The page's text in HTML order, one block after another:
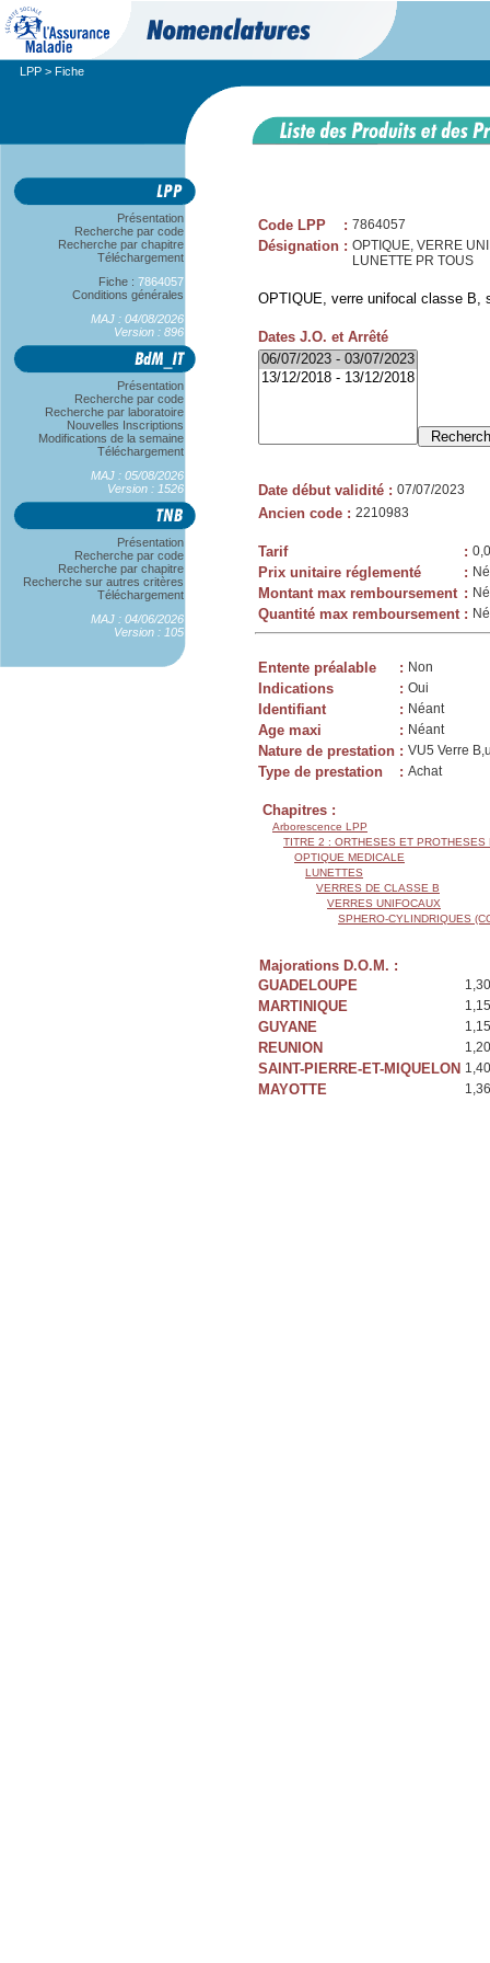
LPP > Fiche
Présentation
Recherche par code
Recherche par chapitre
Téléchargement
Fiche : 7864057
Conditions générales
MAJ : 04/08/2026
Version : 896
Présentation
Recherche par code
Recherche par laboratoire
Nouvelles Inscriptions
Modifications de la semaine
Téléchargement
MAJ : 05/08/2026
Version : 1526
Présentation
Recherche par code
Recherche par chapitre
Recherche sur autres critères
Téléchargement
MAJ : 04/06/2026
Version : 105
Code LPP : 7864057
Désignation : OPTIQUE, VERRE
LUNETTE PR TOUS
OPTIQUE, verre unifocal classe B,
Dates J.O. et Arrêté
Date début validité : 07/07/2023
Ancien code : 2210983
Tarif :
Prix unitaire réglementé :
Montant max remboursement :
Quantité max remboursement :
Entente préalable : Non
Indications : Oui
Identifiant : Néant
Age maxi : Néant
Nature de prestation : VU5 Verre
Type de prestation : Achat
Chapitres :
Arborescence LPP
TITRE 2 : ORTHESES ET PROTHESES
OPTIQUE MEDICALE
LUNETTES
VERRES DE CLASSE B
VERRES UNIFOCAUX
SPHERO-CYLINDRIQUES
Majorations D.O.M. :
GUADELOUPE
MARTINIQUE
GUYANE
REUNION
SAINT-PIERRE-ET-MIQUELON
MAYOTTE